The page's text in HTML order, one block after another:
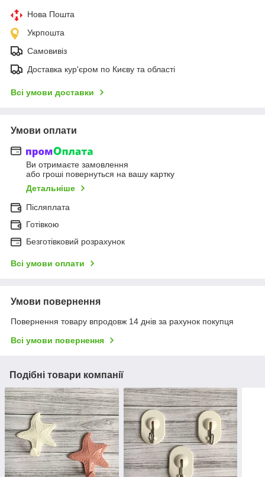
Нова Пошта
Укрпошта
Самовивіз
Доставка кур'єром по Києву та області
Всі умови доставки
Умови оплати
Ви отримаєте замовлення
або гроші повернуться на вашу картку
Детальніше
Післяплата
Готівкою
Безготівковий розрахунок
Всі умови оплати
Умови повернення
Повернення товару впродовж 14 днів за рахунок покупця
Всі умови повернення
Подібні товари компанії